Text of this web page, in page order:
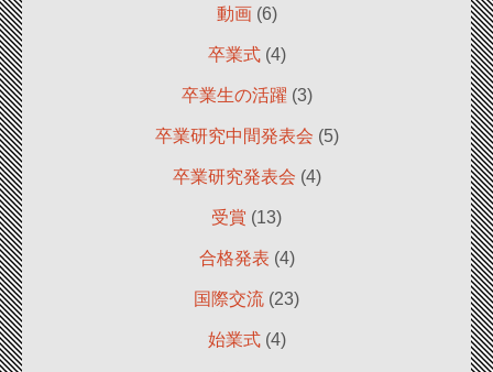
動画(6)
卒業式(4)
卒業生の活躍 (3)
卒業研究中間発表会 (5)
卒業研究発表会 (4)
受賞 (13)
合格発表 (4)
国際交流 (23)
始業式(4)